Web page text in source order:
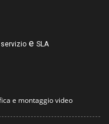
e SLA
e montaggio video